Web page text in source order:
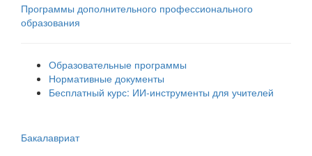
Программы дополнительного профессионального
образования
Образовательные программы
Нормативные документы
Бесплатный курс: ИИ‑инструменты для учителей
Бакалавриат